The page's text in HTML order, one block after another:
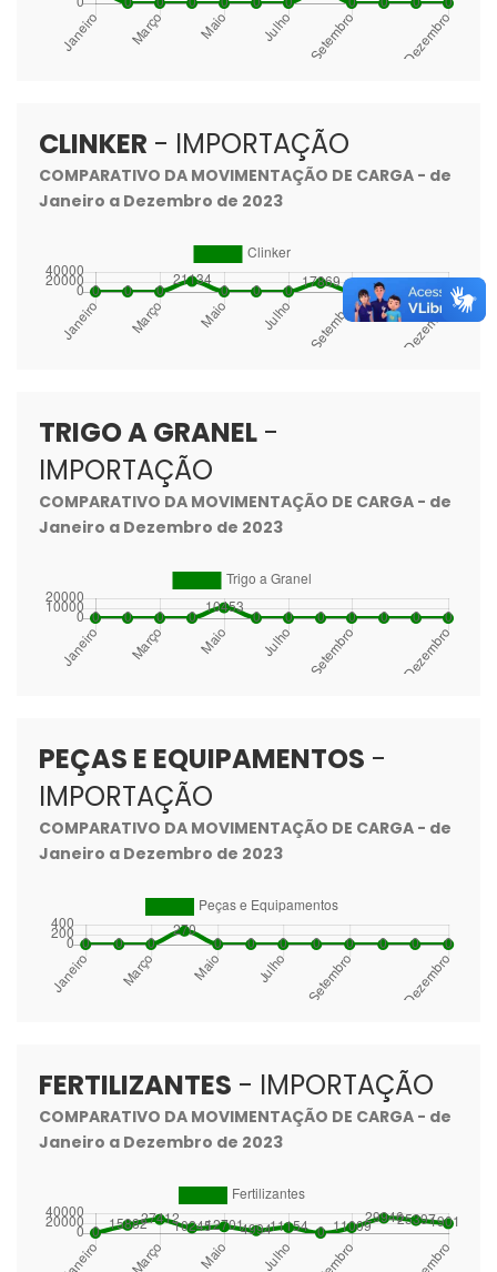
CLINKER - IMPORTAÇÃO
COMPARATIVO DA MOVIMENTAÇÃO DE CARGA - de
Janeiro a Dezembro de 2023
TRIGO A GRANEL -
IMPORTAÇÃO
COMPARATIVO DA MOVIMENTAÇÃO DE CARGA - de
Janeiro a Dezembro de 2023
PEÇAS E EQUIPAMENTOS -
IMPORTAÇÃO
COMPARATIVO DA MOVIMENTAÇÃO DE CARGA - de
Janeiro a Dezembro de 2023
FERTILIZANTES - IMPORTAÇÃO
COMPARATIVO DA MOVIMENTAÇÃO DE CARGA - de
Janeiro a Dezembro de 2023